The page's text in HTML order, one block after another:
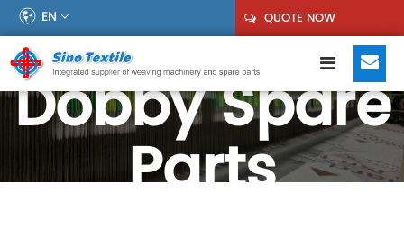
EN QUOTE NOW
Dobby Spare
Parts